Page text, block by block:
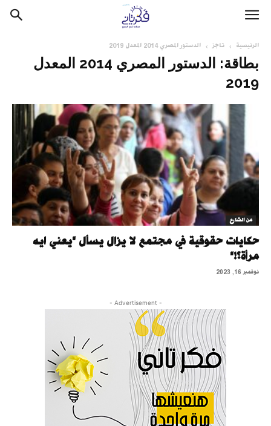
الرئيسية تاجز الدستور المصري 2014 المعدل 2019
بطاقة: الدستور المصري 2014 المعدل
2019
من الشارع
حكايات حقوقية في مجتمع لا يزال يسأل "يعني ايه
مرأة؟!"
نوفمبر 16, 2023
- Advertisement -